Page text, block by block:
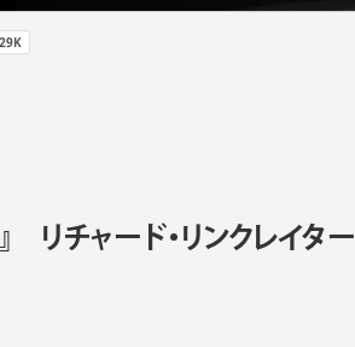
リチャード・リンクレイター